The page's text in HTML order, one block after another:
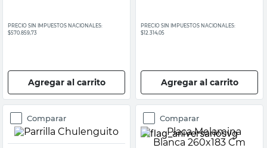
PRECIO SIN IMPUESTOS NACIONALES:
$570.859,73
Agregar al carrito
PRECIO SIN IMPUESTOS NACIONALES:
$12.314,05
Agregar al carrito
Comparar Comparar